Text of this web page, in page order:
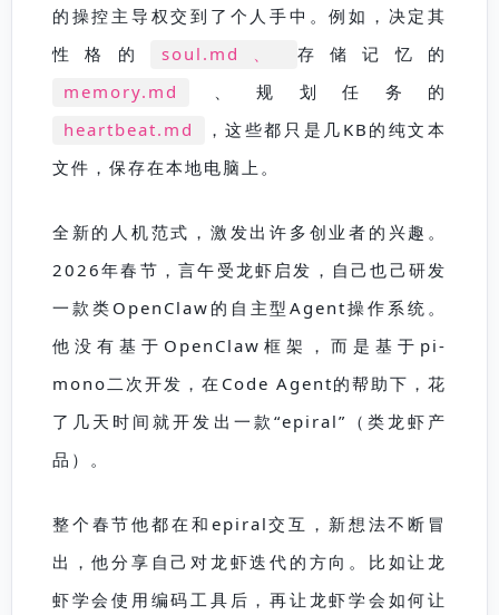
的操控主导权交到了个人手中。例如，决定其
性格的
soul.md、
存储记忆的
memory.md
、规划任务的
heartbeat.md
，这些都只是几KB的纯文本
文件，保存在本地电脑上。
全新的人机范式，激发出许多创业者的兴趣。
2026年春节，言午受龙虾启发，自己也己研发
一款类OpenClaw的自主型Agent操作系统。
他没有基于OpenClaw框架，而是基于pi-
mono 二次开发，在Code Agent的帮助下，花
了几天时间就开发出一款“epiral”（类龙虾产
品）。
整个春节他都在和epiral交互，新想法不断冒
出，他分享自己对龙虾迭代的方向。比如让龙
虾学会使用编码工具后，再让龙虾学会如何让